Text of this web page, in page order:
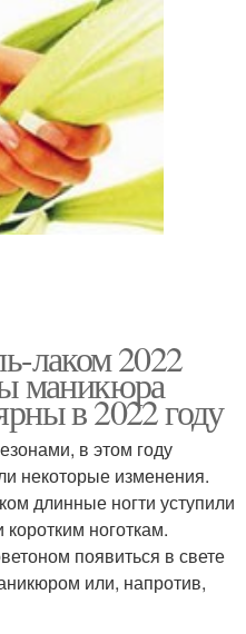
лаком 2022
маникюра
в 2022 году
в этом году
некоторые изменения.
длинные ногти уступили
ноготкам.
появиться в свете
или, напротив,